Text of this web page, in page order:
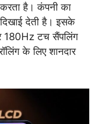
है। कंपनी का
देती है। इसके
180Hz टच सैंपलिंग
के लिए शानदार